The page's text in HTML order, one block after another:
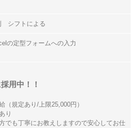
シフトによる
の定型フォームへの入力
用中！！
（規定あり/上限25,000円）
り
でも丁寧にお教えしますので安心してお仕